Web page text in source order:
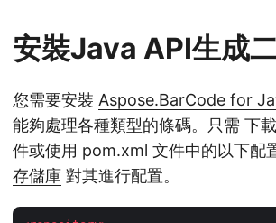
安裝Java API生成
您需要安裝 Aspose.BarCode for
能夠處理各種類型的條碼。只需 下載
件或使用 pom.xml 文件中的以下配
存儲庫 對其進行配置。